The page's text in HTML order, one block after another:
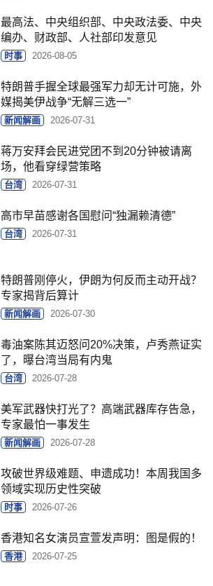
最高法、中央组织部、中央政法委、中央
编办、财政部、人社部印发意见
时事 2026-08-05
特朗普手握全球最强军力却无计可施，外
媒揭美伊战争“无解三选一”
新闻解画 2026-07-31
蒋万安拜会民进党团不到20分钟被请离
场，他看穿绿营策略
台湾 2026-07-31
高市早苗感谢各国慰问“独漏赖清德”
台湾 2026-07-31
特朗普刚停火，伊朗为何反而主动开战？
专家揭背后算计
新闻解画 2026-07-30
毒油案陈其迈怒问20%决策，卢秀燕证实
了，曝台湾当局有内鬼
台湾 2026-07-28
美军武器快打光了？高端武器库存告急，
专家最怕一事发生
新闻解画 2026-07-28
攻破世界级难题、申遗成功！本周我国多
领域实现历史性突破
时事 2026-07-26
香港知名女演员宣萱发声明：图是假的！
香港 2026-07-25